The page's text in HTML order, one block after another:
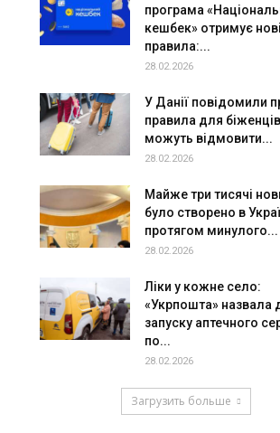
програма
кешбек» отримує нові
правила:...
28.02.2026
У Данії повідомили
правила для
можуть відмовити...
28.02.2026
Майже три тисячі
було створено в
протягом минулого...
28.02.2026
Ліки у кожне село:
«Укрпошта» назвала
запуску аптечного
по...
28.02.2026
Загрузить больше